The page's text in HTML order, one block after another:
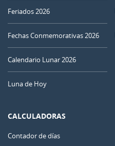
Feriados 2026
Fechas Conmemorativas 2026
Calendario Lunar 2026
Luna de Hoy
CALCULADORAS
Contador de días